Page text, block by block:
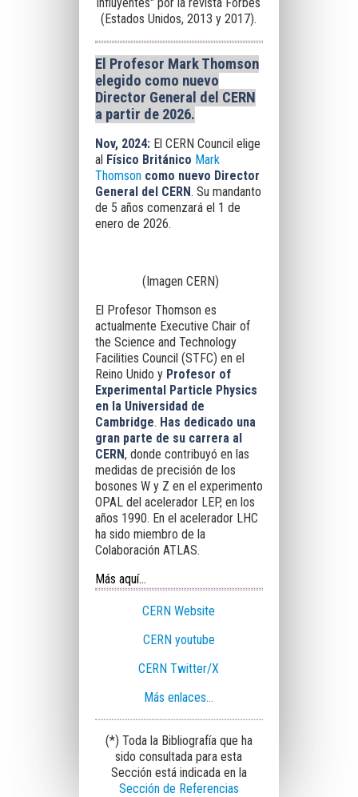
(Estados Unidos, 2013 y 2017).
El Profesor Mark Thomson
elegido como nuevo
Director General del CERN
a partir de 2026.
Nov, 2024: El CERN Council elige
al Físico Británico Mark
Thomsoncomo nuevo Director
General del CERN. Su mandanto
de 5 años comenzará el 1 de
enero de 2026.
(Imagen CERN)
El Profesor Thomson es
actualmente Executive Chair of
the Science and Technology
Facilities Council (STFC) en el
Reino Unido y Profesor of
Experimental Particle Physics
en la Universidad de
Cambridge. Has dedicado una
gran parte de su carrera al
CERN, donde contribuyó en las
medidas de precisión de los
bosones W y Z en el experimento
OPAL del acelerador LEP, en los
años 1990. En el acelerador LHC
ha sido miembro de la
Colaboración ATLAS.
Más aquí...
CERN Website
CERN youtube
CERN Twitter/X
Más enlaces...
(*) Toda la Bibliografía que ha
sido consultada para esta
Sección está indicada en la
Sección de Referencias